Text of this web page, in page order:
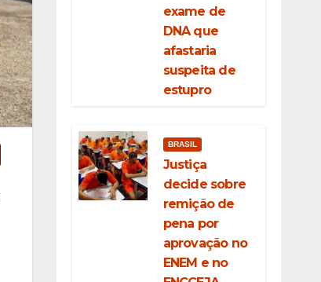
exame de
DNA que
afastaria
suspeita de
estupro
BRASIL
Justiça
decide sobre
remição de
pena por
aprovação no
ENEM e no